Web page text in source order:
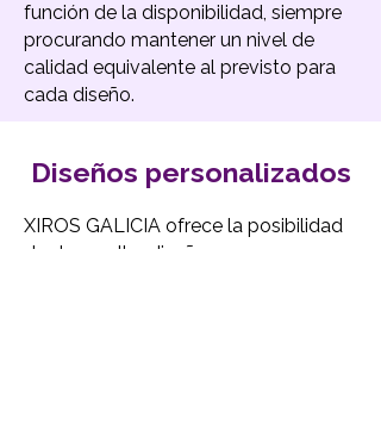
función de la disponibilidad, siempre
procurando mantener un nivel de
calidad equivalente al previsto para
cada diseño.
Diseños personalizados
XIROS GALICIA ofrece la posibilidad
de desarrollar diseños